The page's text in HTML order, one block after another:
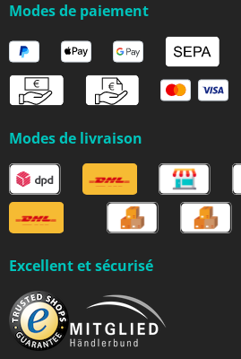
Modes de paiement
Modes de livraison
Excellent et sécurisé